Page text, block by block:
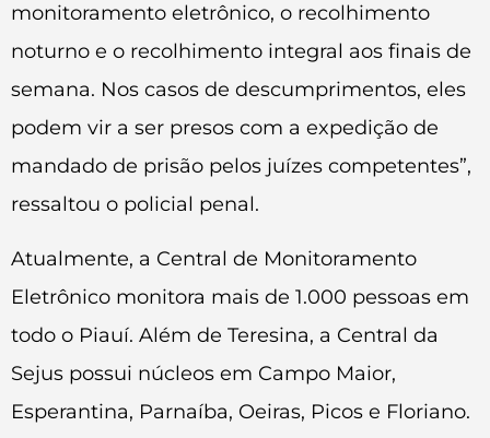
monitoramento eletrônico, o recolhimento
noturno e o recolhimento integral aos finais de
semana. Nos casos de descumprimentos, eles
podem vir a ser presos com a expedição de
mandado de prisão pelos juízes competentes”,
ressaltou o policial penal.
Atualmente, a Central de Monitoramento
Eletrônico monitora mais de 1.000 pessoas em
todo o Piauí. Além de Teresina, a Central da
Sejus possui núcleos em Campo Maior,
Esperantina, Parnaíba, Oeiras, Picos e Floriano.